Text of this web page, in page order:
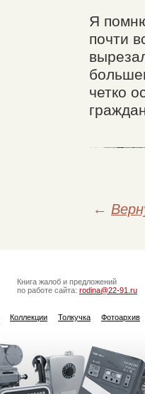
Я
почти
четко
←
Книга жалоб и предложений
по работе сайта: rodina@22-91.ru
Коллекции Толкучка Фотоархив